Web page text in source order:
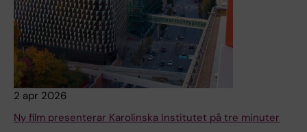
2 apr 2026
Ny film presenterar Karolinska Institutet på tre minuter